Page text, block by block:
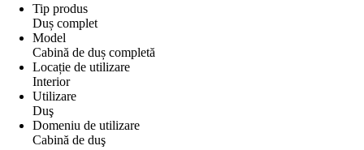
Tip produs
Duș complet
Model
Cabină de duș completă
Locație de utilizare
Interior
Utilizare
Duş
Domeniu de utilizare
Cabină de duş